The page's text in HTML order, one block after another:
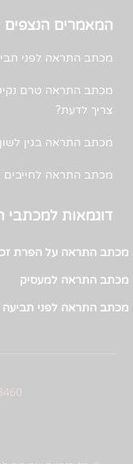
המאמרים הנצפים
מכתב התראה לפני
מכתב התראה טרם
צריך לדעת?
מכתב התראה בגין
מכתב התראה לחייבים
דוגמאות
מכתב התראה על הפרת
מכתב התראה למעסיק
מכתב התראה לפני תביעה